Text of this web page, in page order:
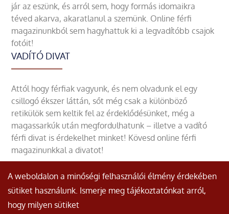
jár az eszünk, és arról sem, hogy formás idomaikra
téved akarva, akaratlanul a szemünk. Online férfi
magazinunkból sem hagyhattuk ki a legvadítóbb csajok
fotóit!
VADÍTÓ DIVAT
Attól hogy férfiak vagyunk, és nem olvadunk el egy
csillogó ékszer láttán, sőt még csak a különböző
retikülök sem keltik fel az érdeklődésünket, még a
magassarkúk után megfordulhatunk – illetve a vadító
férfi divat is érdekelhet minket! Kövesd online férfi
magazinunkkal a divatot!
© Minden jog fenntartva.
A weboldalon a minőségi felhasználói élmény érdekében
sütiket használunk. Ismerje meg tájékoztatónkat arról,
hogy milyen sütiket